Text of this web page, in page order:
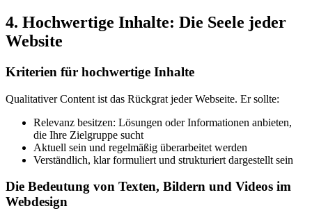
4. Hochwertige Inhalte: Die Seele jeder
Website
Kriterien für hochwertige Inhalte
Qualitativer Content ist das Rückgrat jeder Webseite. Er sollte:
Relevanz besitzen: Lösungen oder Informationen anbieten,
die Ihre Zielgruppe sucht
Aktuell sein und regelmäßig überarbeitet werden
Verständlich, klar formuliert und strukturiert dargestellt sein
Die Bedeutung von Texten, Bildern und Videos im
Webdesign